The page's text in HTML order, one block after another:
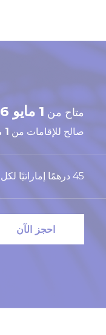
متاح من 1 مايو 2026
صالح للإقامات من 1 مايو 2026
45 درهمًا إماراتيًا لكل مشروب
احجز الآن